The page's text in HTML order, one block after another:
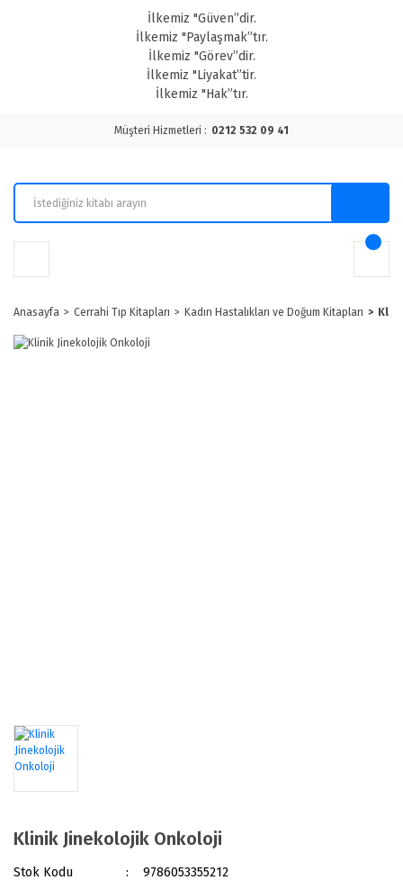
İlkemiz "Güven”dir.
İlkemiz "Paylaşmak”tır.
İlkemiz "Görev”dir.
İlkemiz "Liyakat”tir.
İlkemiz "Hak”tır.
Müşteri Hizmetleri : 0212 532 09 41
Anasayfa Cerrahi Tıp Kitapları Kadın Hastalıkları ve Doğum Kitapları
Klinik Jinekolojik Onkoloji
Stok Kodu
9786053355212